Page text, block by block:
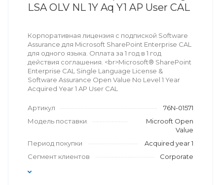
LSA OLV NL 1Y Aq Y1 AP User CAL
Корпоративная лицензия с подпиской Software
Assurance для Microsoft SharePoint Enterprise CAL
для одного языка. Оплата за 1 год в 1 год
действия соглашения. <br>Microsoft® SharePoint
Enterprise CAL Single Language License &
Software Assurance Open Value No Level 1 Year
Acquired Year 1 AP User CAL
Артикул
76N-01571
Модель поставки
Microoft Open
Value
Период покупки
Acquired year 1
Сегмент клиентов
Corporate